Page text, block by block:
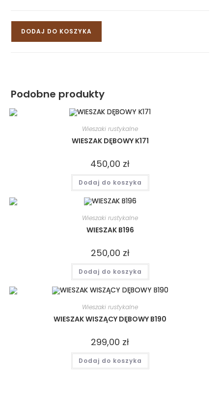
DODAJ DO KOSZYKA
Podobne produkty
Wieszaki rustykalne
WIESZAK DĘBOWY K171
450,00 zł
Dodaj do koszyka
Wieszaki rustykalne
WIESZAK B196
250,00 zł
Dodaj do koszyka
Wieszaki rustykalne
WIESZAK WISZĄCY DĘBOWY B190
299,00 zł
Dodaj do koszyka